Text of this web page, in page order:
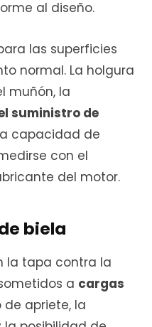
al diseño.
las superficies
normal. La holgura
muñón, la
suministro de
capacidad de
con el
del motor.
biela
la tapa contra la
a cargas
de apriete, la